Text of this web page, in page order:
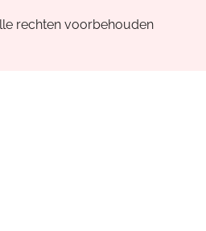
rechten voorbehouden